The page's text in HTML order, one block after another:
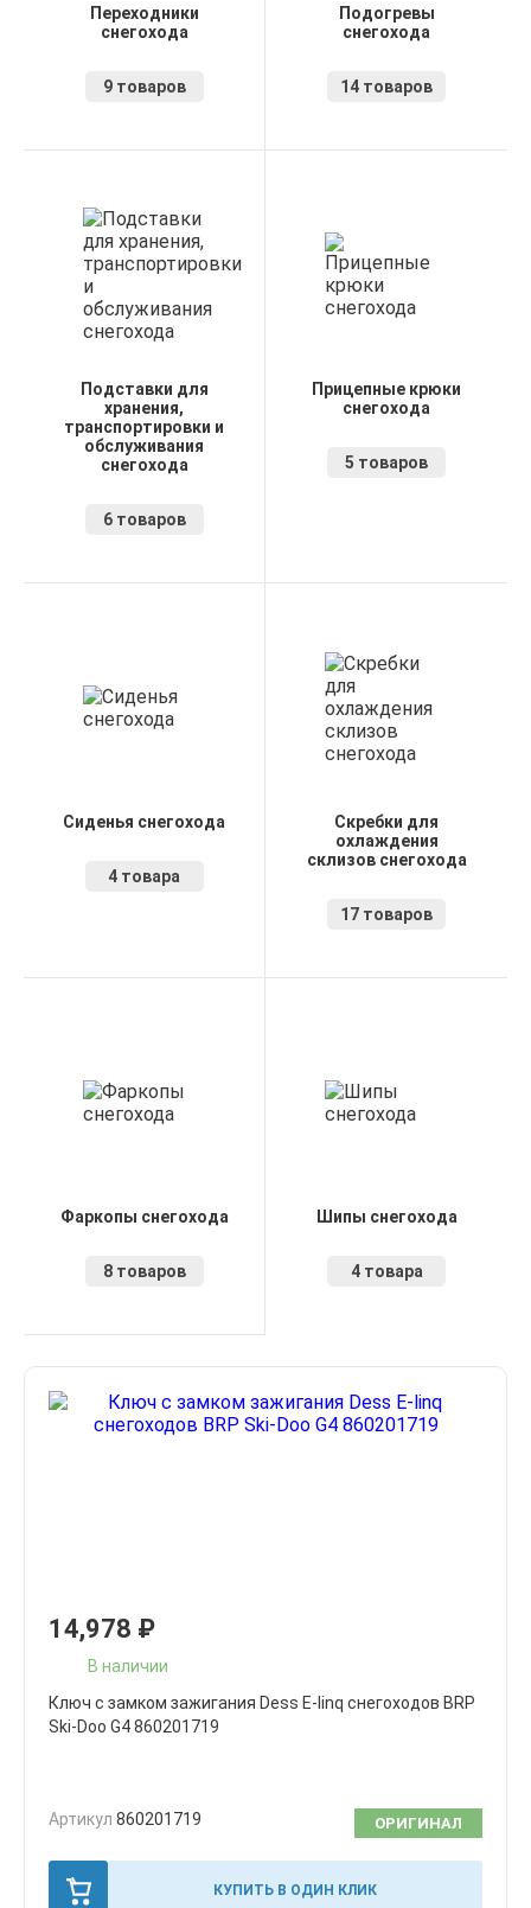
Переходники
снегохода
9 товаров
Подогревы
снегохода
14 товаров
Подставки для
хранения,
транспортировки и
обслуживания
снегохода
6 товаров
Прицепные крюки
снегохода
5 товаров
Сиденья снегохода
4 товара
Скребки для
охлаждения
склизов снегохода
17 товаров
Фаркопы снегохода
8 товаров
Шипы снегохода
4 товара
14,978 ₽
В наличии
Ключ с замком зажигания Dess E-linq снегоходов BRP
Ski-Doo G4 860201719
Артикул 860201719 ОРИГИНАЛ
КУПИТЬ В ОДИН КЛИК